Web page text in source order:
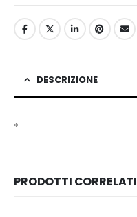
DESCRIZIONE
*
PRODOTTI CORRELATI